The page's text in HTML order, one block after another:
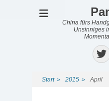
China fürs
Unsinniges
Start » 2015 » April